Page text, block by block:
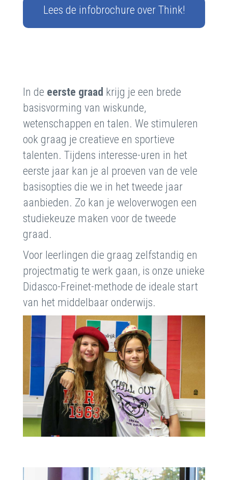
Lees de infobrochure over Think!
In de eerste graad krijg je een brede
basisvorming van wiskunde,
wetenschappen en talen. We stimuleren
ook graag je creatieve en sportieve
talenten. Tijdens interesse-uren in het
eerste jaar kan je al proeven van de vele
basisopties die we in het tweede jaar
aanbieden. Zo kan je weloverwogen een
studiekeuze maken voor de tweede
graad.
Voor leerlingen die graag zelfstandig en
projectmatig te werk gaan, is onze unieke
Didasco-Freinet-methode de ideale start
van het middelbaar onderwijs.